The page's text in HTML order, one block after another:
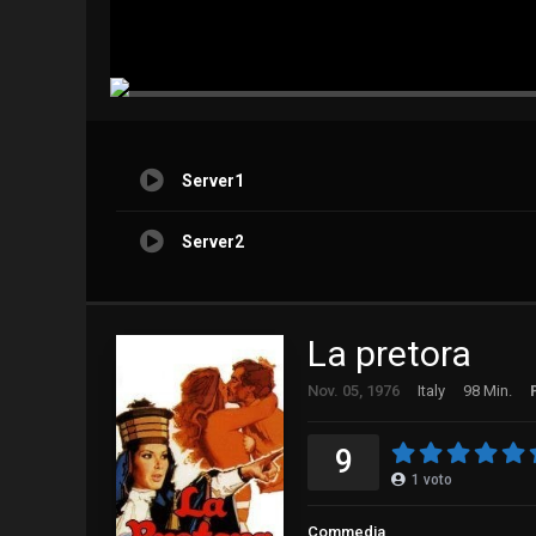
Server1
Server2
La pretora
Nov. 05, 1976 Italy 98 Min.
9 1 voto
Commedia